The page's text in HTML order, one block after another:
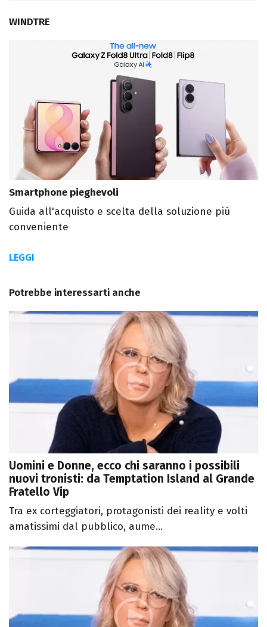
WINDTRE
Smartphone pieghevoli
Guida all'acquisto e scelta della soluzione più
conveniente
LEGGI
Potrebbe interessarti anche
Uomini e Donne, ecco chi saranno i possibili
nuovi tronisti: da Temptation Island al Grande
Fratello Vip
Tra ex corteggiatori, protagonisti dei reality e volti
amatissimi dal pubblico, aume...